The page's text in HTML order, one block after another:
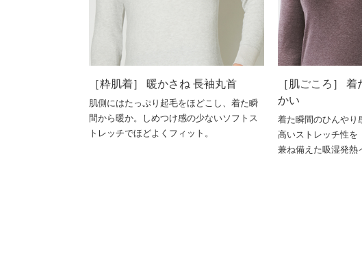
［粋肌着］ 暖かさね 長袖丸首
肌側にはたっぷり起毛をほどこし、着た瞬
間から暖か。しめつけ感の少ないソフトス
トレッチでほどよくフィット。
［肌ごころ］
かい
着た瞬間のひんやり
高いストレッチ性を
兼ね備えた吸湿発熱